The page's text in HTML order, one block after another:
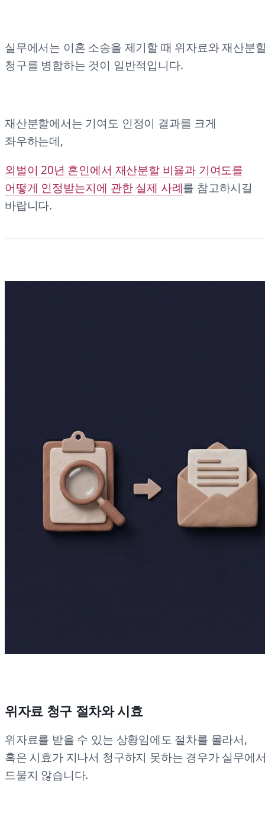
실무에서는 이혼 소송을 제기할 때 위자료와 재산분
청구를 병합하는 것이 일반적입니다.
재산분할에서는 기여도 인정이 결과를 크게
좌우하는데,
외벌이 20년 혼인에서 재산분할 비율과 기여도를
어떻게 인정받는지에 관한 실제 사례를 참고하시길
바랍니다.
위자료 청구 절차와 시효
위자료를 받을 수 있는 상황임에도 절차를 몰라서,
혹은 시효가 지나서 청구하지 못하는 경우가 실무에
드물지 않습니다.